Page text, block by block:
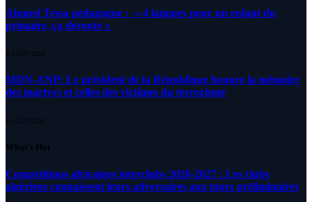
Ahmed Tessa pédagogue : » 4 langues pour un enfant du
primaire, ça déroute «
4 AOÛT 2026
MDN-ANP: Le président de la République honore la mémoire
des martyrs et celles des victimes du terrorisme
4 AOÛT 2026
What's Hot
Compétitions africaines interclubs 2026-2027 : Les clubs
algériens connaissent leurs adversaires aux tours préliminaires